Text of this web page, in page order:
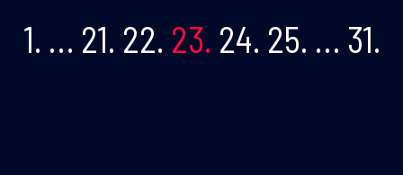
1. … 21. 22. 23. 24. 25. … 31.